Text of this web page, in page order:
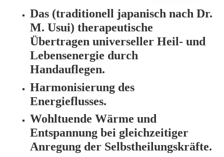
Das (traditionell japanisch nach Dr.
M. Usui) therapeutische
Übertragen universeller Heil- und
Lebensenergie durch
Handauflegen.
Harmonisierung des
Energieflusses.
Wohltuende Wärme und
Entspannung bei gleichzeitiger
Anregung der Selbstheilungskräfte.